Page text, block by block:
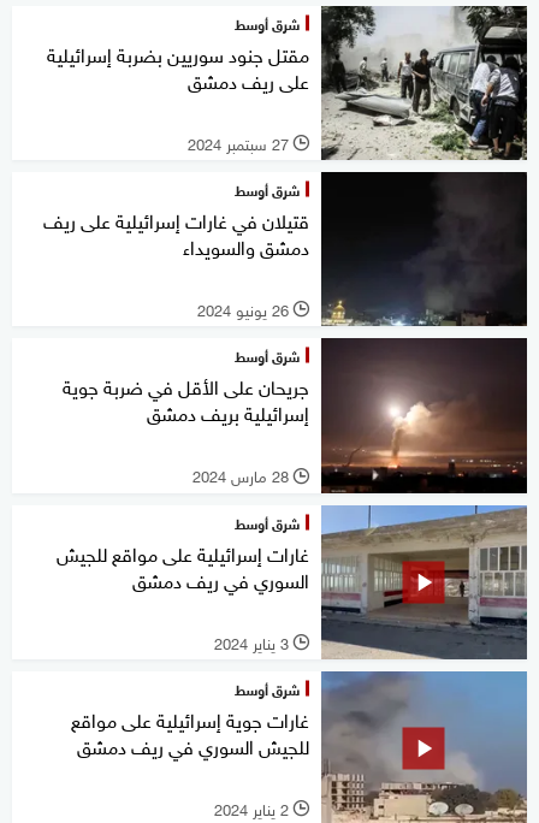
شرق أوسط
مقتل جنود سوريين بضربة إسرائيلية
على ريف دمشق
l 27 سبتمبر 2024
شرق أوسط
قتيلان في غارات إسرائيلية على ريف
دمشق والسويداء
l 26 يونيو 2024
شرق أوسط
جريحان على الأقل في ضربة جوية
إسرائيلية بريف دمشق
l 28 مارس 2024
شرق أوسط
غارات إسرائيلية على مواقع للجيش
السوري في ريف دمشق
l 3 يناير 2024
شرق أوسط
غارات جوية إسرائيلية على مواقع
للجيش السوري في ريف دمشق
l 2 يناير 2024